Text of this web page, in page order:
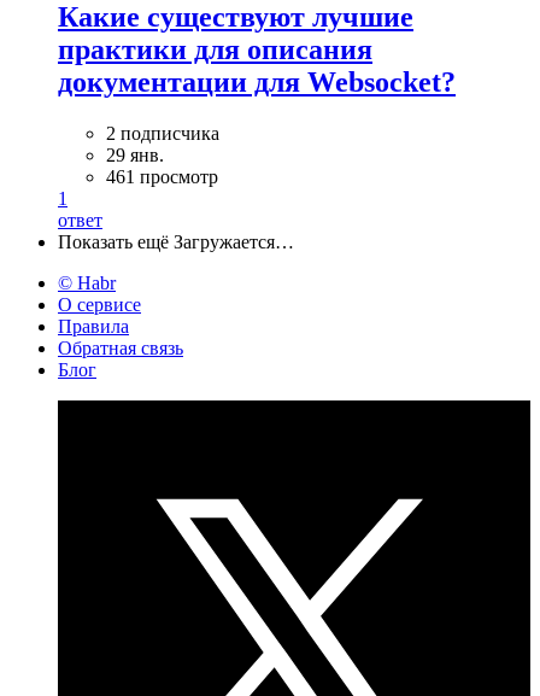
Какие существуют лучшие
практики для описания
документации для Websocket?
2 подписчика
29 янв.
461 просмотр
1
ответ
Показать ещё Загружается…
© Habr
О сервисе
Правила
Обратная связь
Блог